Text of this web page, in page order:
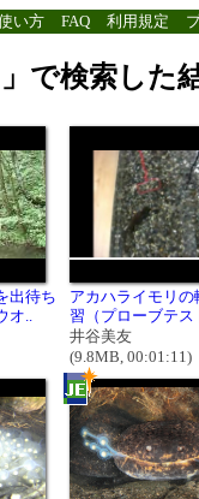
い方 FAQ 利用規定
」で検索した
出待ち
..
アカハライモリの
習（プローブテス
井谷美友
(9.8MB, 00:01:11)